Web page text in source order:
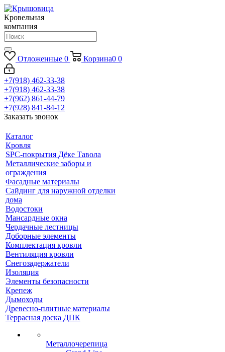
Кровельная
компания
Отложенные 0 Корзина0 0
+7(918) 462-33-38
+7(918) 462-33-38
+7(962) 861-44-79
+7(928) 841-84-12
Заказать звонок
Каталог
Кровля
SPC-покрытия Дёке Тавола
Металлические заборы и
ограждения
Фасадные материалы
Сайдинг для наружной отделки
дома
Водостоки
Мансардные окна
Чердачные лестницы
Доборные элементы
Комплектация кровли
Вентиляция кровли
Снегозадержатели
Изоляция
Элементы безопасности
Крепеж
Дымоходы
Древесно-плитные материалы
Террасная доска ДПК
Металлочерепица